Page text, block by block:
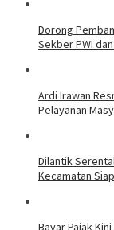
Dorong
Sekber PWI
Ardi Irawan
Pelayanan
Dilantik
Kecamatan
Bayar Pajak